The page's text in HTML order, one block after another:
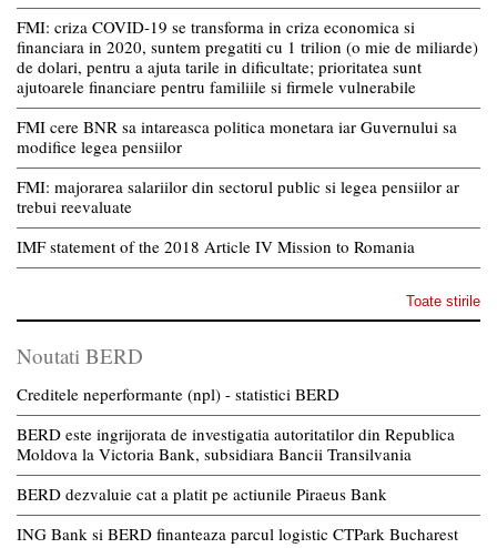
FMI: criza COVID-19 se transforma in criza economica si
financiara in 2020, suntem pregatiti cu 1 trilion (o mie de miliarde)
de dolari, pentru a ajuta tarile in dificultate; prioritatea sunt
ajutoarele financiare pentru familiile si firmele vulnerabile
FMI cere BNR sa intareasca politica monetara iar Guvernului sa
modifice legea pensiilor
FMI: majorarea salariilor din sectorul public si legea pensiilor ar
trebui reevaluate
IMF statement of the 2018 Article IV Mission to Romania
Toate stirile
Noutati BERD
Creditele neperformante (npl) - statistici BERD
BERD este ingrijorata de investigatia autoritatilor din Republica
Moldova la Victoria Bank, subsidiara Bancii Transilvania
BERD dezvaluie cat a platit pe actiunile Piraeus Bank
ING Bank si BERD finanteaza parcul logistic CTPark Bucharest